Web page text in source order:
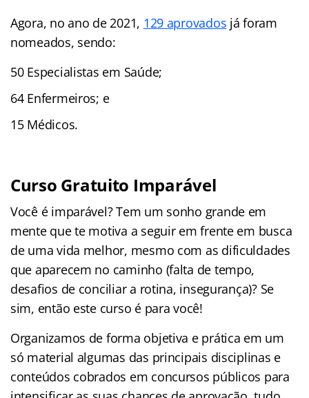
Agora, no ano de 2021, 129 aprovados já foram
nomeados, sendo:
50 Especialistas em Saúde;
64 Enfermeiros; e
15 Médicos.
Curso Gratuito Imparável
Você é imparável? Tem um sonho grande em
mente que te motiva a seguir em frente em busca
de uma vida melhor, mesmo com as dificuldades
que aparecem no caminho (falta de tempo,
desafios de conciliar a rotina, insegurança)? Se
sim, então este curso é para você!
Organizamos de forma objetiva e prática em um
só material algumas das principais disciplinas e
conteúdos cobrados em concursos públicos para